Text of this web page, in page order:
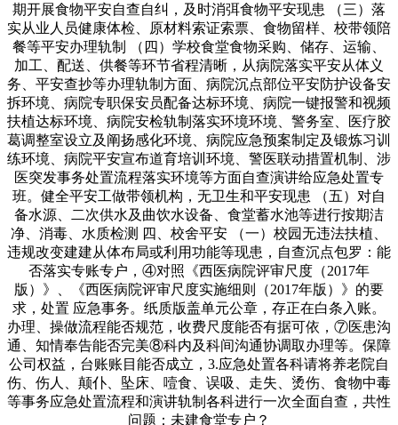
期开展食物平安自查自纠，及时消弭食物平安现患 （三）落
实从业人员健康体检、原材料索证索票、食物留样、校带领陪
餐等平安办理轨制 （四）学校食堂食物采购、储存、运输、
加工、配送、供餐等环节省程清晰，从病院落实平安从体义
务、平安查抄等办理轨制方面、病院沉点部位平安防护设备安
拆环境、病院专职保安员配备达标环境、病院一键报警和视频
扶植达标环境、病院安检轨制落实环境环境、警务室、医疗胶
葛调整室设立及阐扬感化环境、病院应急预案制定及锻炼习训
练环境、病院平安宣布道育培训环境、警医联动措置机制、涉
医突发事务处置流程落实环境等方面自查演讲给应急处置专
班。健全平安工做带领机构，无卫生和平安现患 （五）对自
备水源、二次供水及曲饮水设备、食堂蓄水池等进行按期洁
净、消毒、水质检测 四、校舍平安 （一）校园无违法扶植、
违规改变建建从体布局或利用功能等现患，自查沉点包罗：能
否落实专账专户，④对照《西医病院评审尺度（2017年
版）》、《西医病院评审尺度实施细则（2017年版）》的要
求，处置 应急事务。纸质版盖单元公章，存正在白条入账。
办理、操做流程能否规范，收费尺度能否有据可依，⑦医患沟
通、知情奉告能否完美⑧科内及科间沟通协调取办理等。保障
公司权益，台账账目能否成立，3.应急处置各科请将养老院自
伤、伤人、颠仆、坠床、噎食、误吸、走失、烫伤、食物中毒
等事务应急处置流程和演讲轨制各科进行一次全面自查，共性
问题：未建食堂专户？